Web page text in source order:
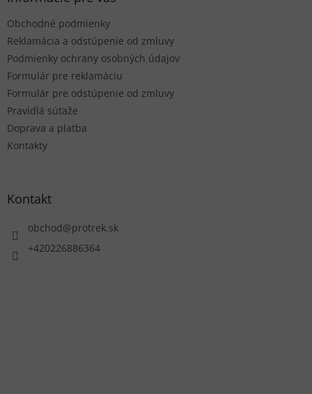
Obchodné podmienky
Reklamácia a odstúpenie od zmluvy
Podmienky ochrany osobných údajov
Formulár pre reklamáciu
Formulár pre odstúpenie od zmluvy
Pravidlá súťaže
Doprava a platba
Kontakty
Kontakt
obchod@protrek.sk
+420226886364